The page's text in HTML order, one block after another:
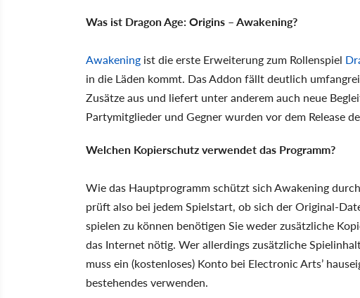
Was ist Dragon Age: Origins – Awakening?
Awakening ist die erste Erweiterung zum Rollenspiel
in die Läden kommt. Das Addon fällt deutlich
Zusätze aus und liefert unter anderem auch neue
Partymitglieder und Gegner wurden vor dem Release
Welchen Kopierschutz verwendet das Programm?
Wie das Hauptprogramm schützt sich Awakening
prüft also bei jedem Spielstart, ob sich der Original-
spielen zu können benötigen Sie weder zusätzliche
das Internet nötig. Wer allerdings zusätzliche
muss ein (kostenloses) Konto bei Electronic Arts’
bestehendes verwenden.